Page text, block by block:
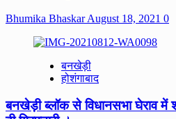
Bhumika BhaskarAugust 18, 2021 0
बनखेड़ी
होशंगाबाद
बनखेड़ी ब्लॉक से विधानसभा घेराव में